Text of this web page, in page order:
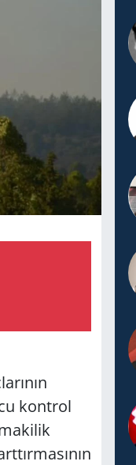
kontrol